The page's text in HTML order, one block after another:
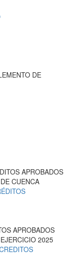
DE
APROBADOS
CUENCA
APROBADOS
2025